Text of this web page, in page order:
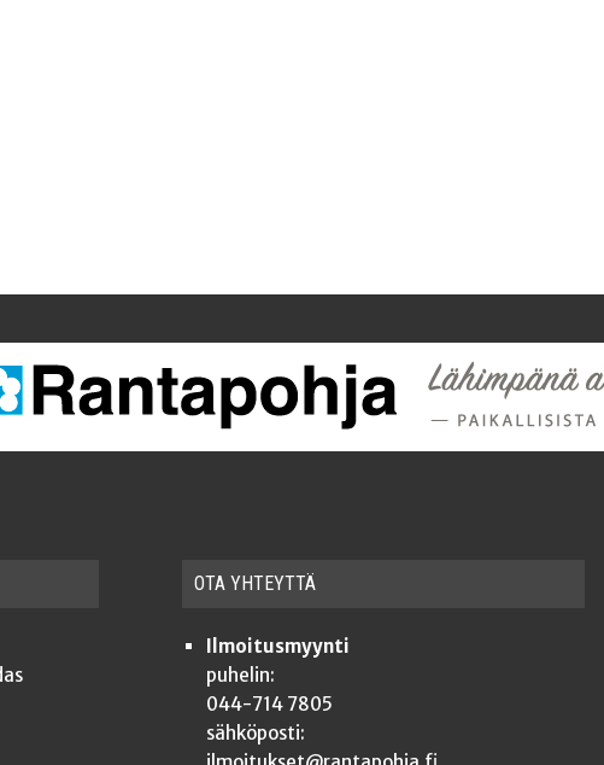
OTA YHTEYT­TÄ
Ilmoitusmyynti
puhelin:
044-714 7805
sähköposti: